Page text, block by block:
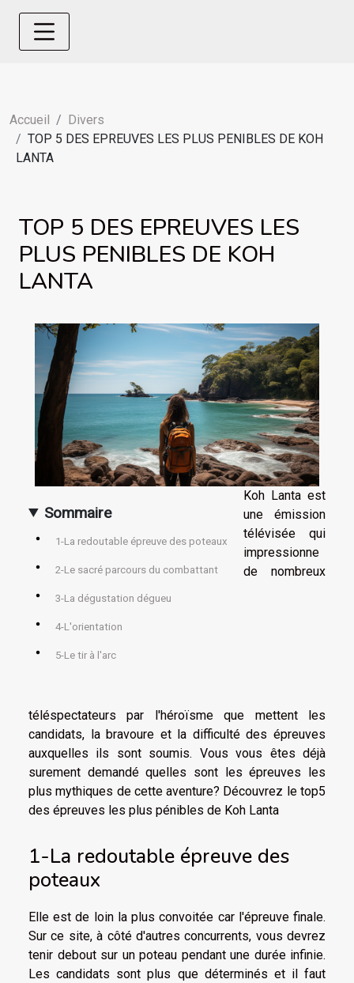
Accueil
Divers
TOP 5 DES EPREUVES LES PLUS PENIBLES DE KOH
LANTA
TOP 5 DES EPREUVES LES
PLUS PENIBLES DE KOH
LANTA
Sommaire
1-La redoutable épreuve des poteaux
2-Le sacré parcours du combattant
3-La dégustation dégueu
4-L'orientation
5-Le tir à l'arc
Koh Lanta est
une émission
télévisée qui
impressionne
de nombreux
téléspectateurs par l'héroïsme que mettent les
candidats, la bravoure et la difficulté des épreuves
auxquelles ils sont soumis. Vous vous êtes déjà
surement demandé quelles sont les épreuves les
plus mythiques de cette aventure? Découvrez le top5
des épreuves les plus pénibles de Koh Lanta
1-La redoutable épreuve des
poteaux
Elle est de loin la plus convoitée car l'épreuve finale.
Sur ce site, à côté d'autres concurrents, vous devrez
tenir debout sur un poteau pendant une durée infinie.
Les candidats sont plus que déterminés et il faut